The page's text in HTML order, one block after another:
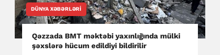
DÜNYA XƏBƏRLƏRI
Qəzzada BMT məktəbi yaxınlığında mülki
şəxslərə hücum edildiyi bildirilir